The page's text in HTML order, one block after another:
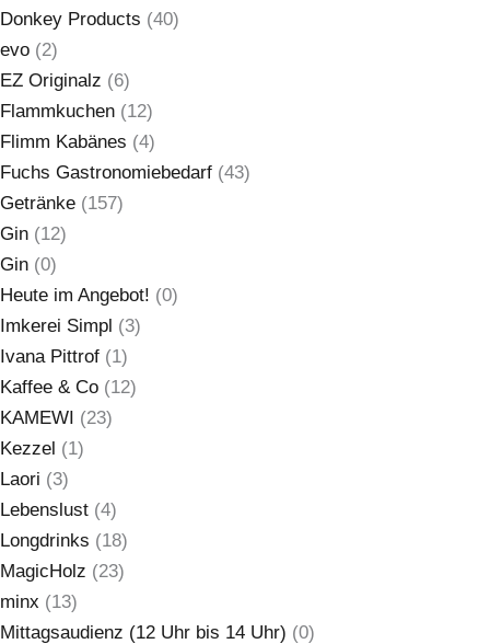
Donkey Products (40)
evo (2)
EZ Originalz (6)
Flammkuchen (12)
Flimm Kabänes (4)
Fuchs Gastronomiebedarf (43)
Getränke (157)
Gin (12)
Gin (0)
Heute im Angebot! (0)
Imkerei Simpl (3)
Ivana Pittrof (1)
Kaffee & Co (12)
KAMEWI (23)
Kezzel (1)
Laori (3)
Lebenslust (4)
Longdrinks (18)
MagicHolz (23)
minx (13)
Mittagsaudienz (12 Uhr bis 14 Uhr) (0)